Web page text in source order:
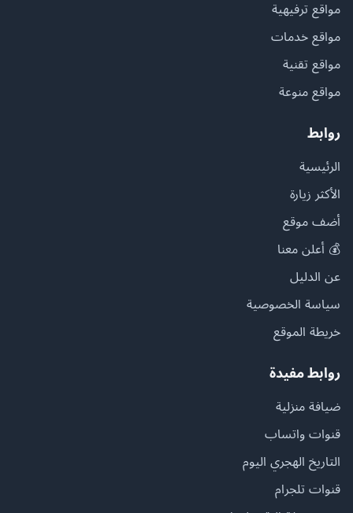
مواقع ترفيهية
مواقع خدمات
مواقع تقنية
مواقع منوعة
روابط
الرئيسية
الأكثر زيارة
أضف موقع
💰 أعلن معنا
عن الدليل
سياسة الخصوصية
خريطة الموقع
روابط مفيدة
ضيافة منزلية
قنوات واتساب
التاريخ الهجري اليوم
قنوات تلجرام